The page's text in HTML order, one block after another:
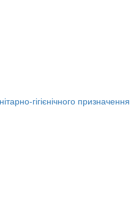
гігієнічного призначення